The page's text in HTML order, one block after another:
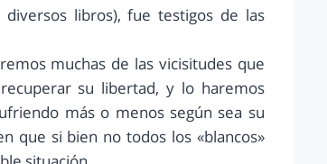
libros), fue testigos de las
muchas de las vicisitudes que
su libertad, y lo haremos
más o menos según sea su
que si bien no todos los «blancos»